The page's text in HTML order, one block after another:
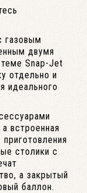
газовым
двумя
Snap-Jet
отдельно и
идеального
встроенная
столики с
а закрытый
баллон.